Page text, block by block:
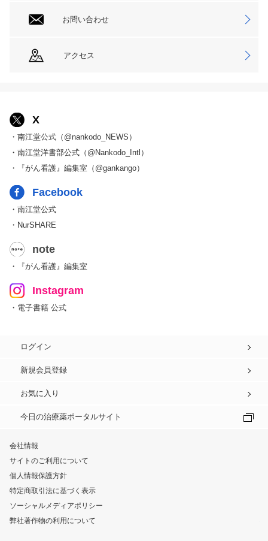
お問い合わせ
アクセス
X
・南江堂公式（@nankodo_NEWS）
・南江堂洋書部公式（@Nankodo_Intl）
・『がん看護』編集室（@gankango）
Facebook
・南江堂公式
・NurSHARE
note
・『がん看護』編集室
Instagram
・電子書籍 公式
ログイン
新規会員登録
お気に入り
今日の治療薬ポータルサイト
会社情報
サイトのご利用について
個人情報保護方針
特定商取引法に基づく表示
ソーシャルメディアポリシー
弊社著作物の利用について